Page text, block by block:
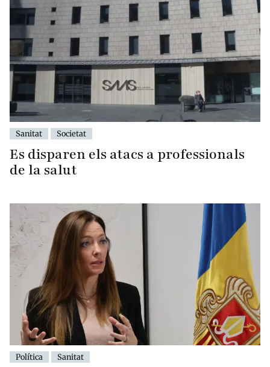
Sanitat Societat
Es disparen els atacs a professionals
de la salut
Política Sanitat